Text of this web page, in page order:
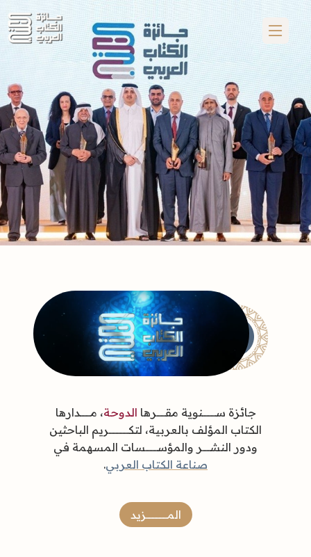
جائزة ســـــــــنوية مقــــــرها الدوحة، مـــــــدارها
الكتاب المؤلف بالعربية، لتكــــــــــــــريم الباحثين
ودور النشـــــر والمؤســــــــسات المسهمة في
صناعة الكتاب العربي.
المـــــــــــــــزيد